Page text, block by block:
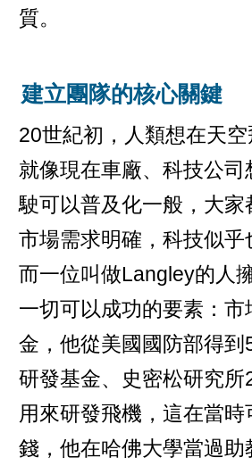
質。
建立團隊的核心關鍵
20世紀初，人類想在天空
就像現在車廠、科技公司
駛可以普及化一般，大家
市場需求明確，科技似乎
而一位叫做Langley的人
一切可以成功的要素：市
金，他從美國國防部得到
研發基金、史密松研究所
用來研發飛機，這在當時
錢，他在哈佛大學當過助